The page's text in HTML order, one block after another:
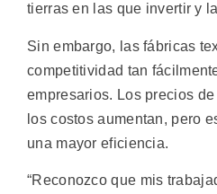
tierras en las que invertir y
Sin embargo, las fábricas
competitividad tan
empresarios. Los precios
los costos aumentan, pero
una mayor eficiencia.
“Reconozco que mis